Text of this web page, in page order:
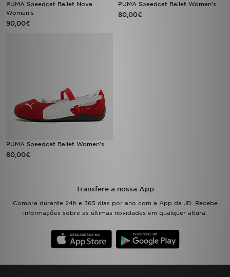
PUMA Speedcat Ballet Nova
Women's
90,00€
PUMA Speedcat Ballet Women's
80,00€
PUMA Speedcat Ballet Women's
80,00€
Transfere a nossa App
Compra durante 24h e 365 dias por ano com a App da JD. Recebe
informações sobre as últimas novidades em qualquer altura.